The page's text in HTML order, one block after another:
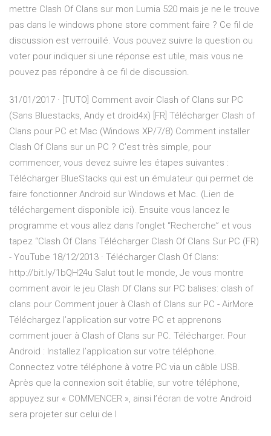
mettre Clash Of Clans sur mon Lumia 520 mais je ne le trouve
pas dans le windows phone store comment faire ? Ce fil de
discussion est verrouillé. Vous pouvez suivre la question ou
voter pour indiquer si une réponse est utile, mais vous ne
pouvez pas répondre à ce fil de discussion.
31/01/2017 · [TUTO] Comment avoir Clash of Clans sur PC
(Sans Bluestacks, Andy et droid4x) [FR] Télécharger Clash of
Clans pour PC et Mac (Windows XP/7/8) Comment installer
Clash Of Clans sur un PC ? C’est très simple, pour
commencer, vous devez suivre les étapes suivantes :
Télécharger BlueStacks qui est un émulateur qui permet de
faire fonctionner Android sur Windows et Mac. (Lien de
téléchargement disponible ici). Ensuite vous lancez le
programme et vous allez dans l’onglet “Recherche” et vous
tapez “Clash Of Clans Télécharger Clash Of Clans Sur PC (FR)
- YouTube 18/12/2013 · Télécharger Clash Of Clans:
http://bit.ly/1bQH24u Salut tout le monde, Je vous montre
comment avoir le jeu Clash Of Clans sur PC balises: clash of
clans pour Comment jouer à Clash of Clans sur PC - AirMore
Téléchargez l’application sur votre PC et apprenons
comment jouer à Clash of Clans sur PC. Télécharger. Pour
Android : Installez l’application sur votre téléphone.
Connectez votre téléphone à votre PC via un câble USB.
Après que la connexion soit établie, sur votre téléphone,
appuyez sur « COMMENCER », ainsi l’écran de votre Android
sera projeter sur celui de l